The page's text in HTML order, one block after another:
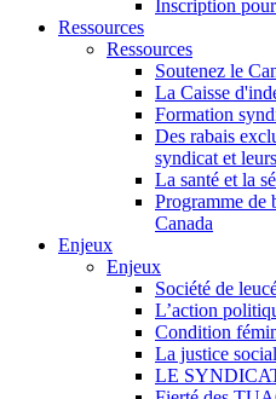
Inscription
Ressources
Ressources
Soutenez le
La Caisse
Formation
Des rabais
syndicat et
La santé et la
Programme de
Canada
Enjeux
Enjeux
Société de
L’action
Condition
La justice
LE